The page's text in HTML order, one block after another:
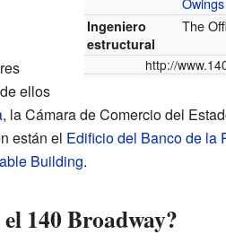
Ingeniero
estructural
The
http://
ellos
, la Cámara de Comercio del
están el Edificio del Banco de la
Building.
140 Broadway?